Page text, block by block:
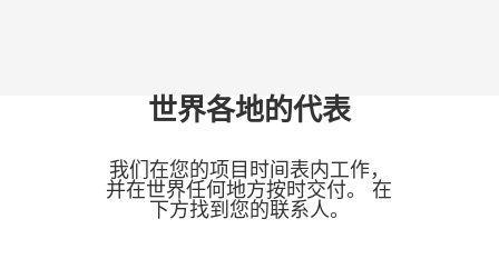
世界各地的代表
我们在您的项目时间表内工作，
并在世界任何地方按时交付。 在
下方找到您的联系人。